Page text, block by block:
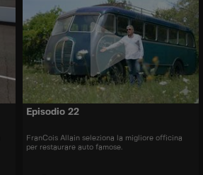
Episodio 22
FranCois Allain seleziona la migliore officina
per restaurare auto famose.